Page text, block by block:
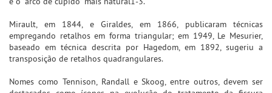
Mirault, em 1844, e Giraldes, em 1866, publicaram técnicas
empregando retalhos em forma triangular; em 1949, Le Mesurier,
baseado em técnica descrita por Hagedom, em 1892, sugeriu a
transposição de retalhos quadrangulares.
Nomes como Tennison, Randall e Skoog, entre outros, devem ser